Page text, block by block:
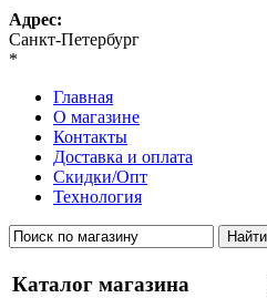
Адрес:
Санкт-Петербург
*
Главная
О магазине
Контакты
Доставка и оплата
Скидки/Опт
Технология
Каталог магазина